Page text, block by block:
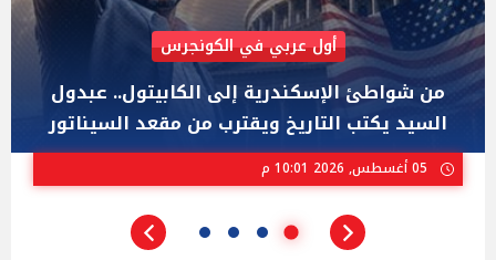
AIPAC رصدت 30 مليون دولار لإضعافه
"عبد الرحمن السيد" المصري الذى يواجه "هايلي
ستيفنز" وإيباك الاسرائيلية بإنتخابات ميشيجان